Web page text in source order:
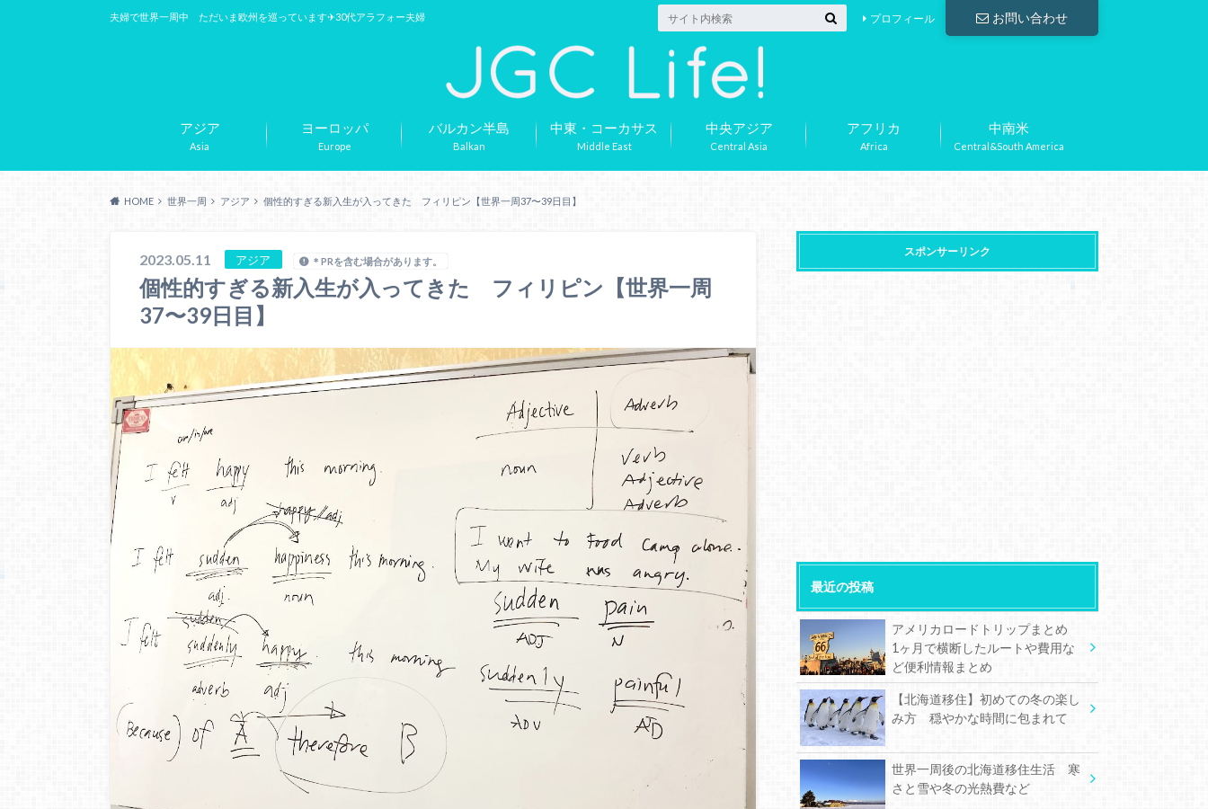
夫婦で世界一周中 ただいま欧州を巡っています✈︎30代アラフォー夫婦 お問い合わせ
プロフィール
Asia
アジア
Europe
ヨーロッパ
Balkan
バルカン半島
Middle East
中東・コーカサス
Central Asia
中央アジア
Africa
アフリカ
Central&South America
中南米
HOME 世界一周 アジア 個性的すぎる新入生が入ってきた フィリピン【世界一周37〜39日目】
2023.05.11 アジア ＊PRを含む場合があります。
個性的すぎる新入生が入ってきた フィリピン【世界一周
37〜39日目】
スポンサーリンク
最近の投稿
アメリカロードトリップまとめ
1ヶ月で横断したルートや費用な
ど便利情報まとめ
【北海道移住】初めての冬の楽し
み方 穏やかな時間に包まれて
世界一周後の北海道移住生活 寒
さと雪や冬の光熱費など